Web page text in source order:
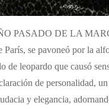
PASADO DE LA
se pavoneó por la
de leopardo que causó
de personalidad,
y elegancia,